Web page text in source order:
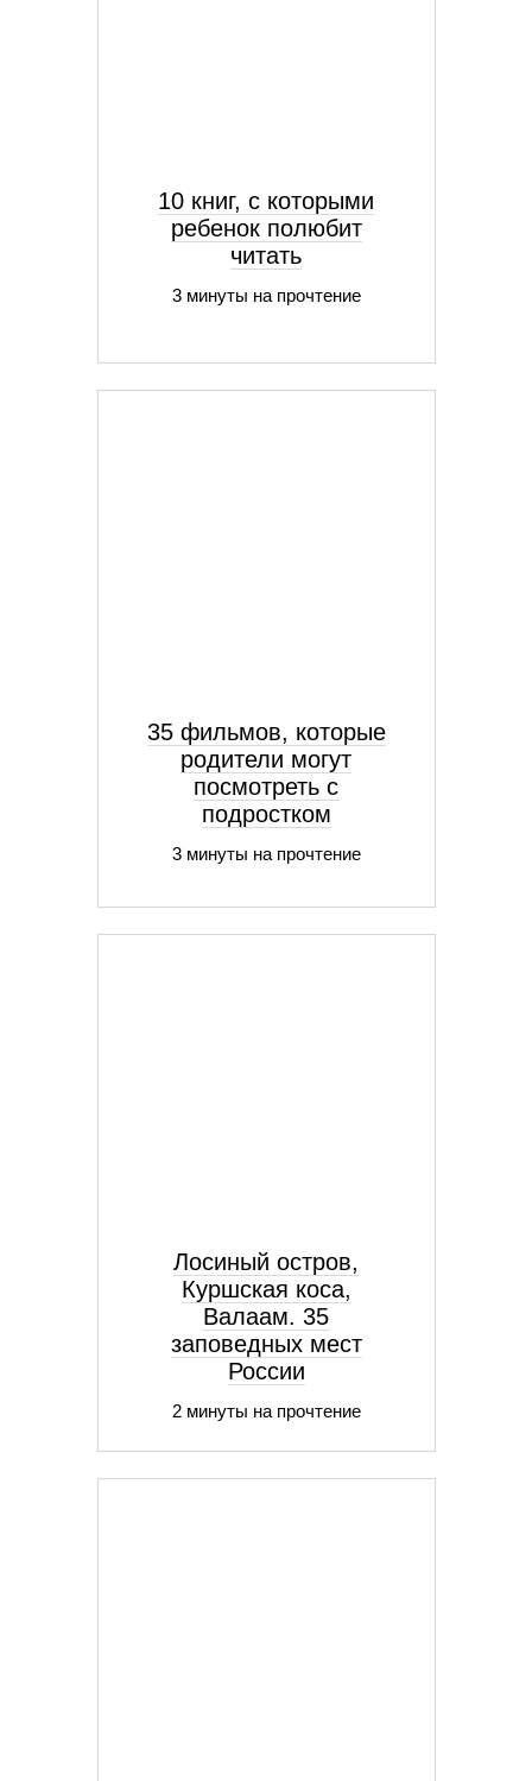
10 книг, с которыми
ребенок полюбит
читать
3 минуты на прочтение
35 фильмов, которые
родители могут
посмотреть с
подростком
3 минуты на прочтение
Лосиный остров,
Куршская коса,
Валаам. 35
заповедных мест
России
2 минуты на прочтение